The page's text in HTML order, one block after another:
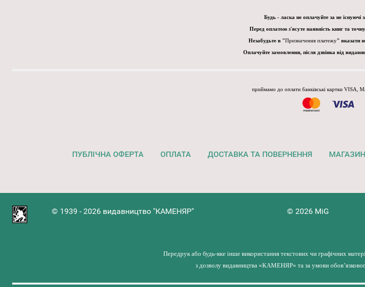
Будь - ласка не оплачуйте за не існуючі
Перед оплатою з'ясуте наявність книг та
Незабудьте в "Призначення платежу" вказати
Оплачуйте замовлення, після дзвінка від
приймамо до оплати банківські картки VISA,
ПУБЛІЧНА ОФЕРТА ОПЛАТА ДОСТАВКА ТА ПОВЕРНЕННЯ МАГАЗИН
© 1939 - 2026 видавництво "КАМЕНЯР" © 2026 MiG
Передрук або будь-яке інше використання текстових чи графічних
з дозволу видавництва «КАМЕНЯР» та за умови